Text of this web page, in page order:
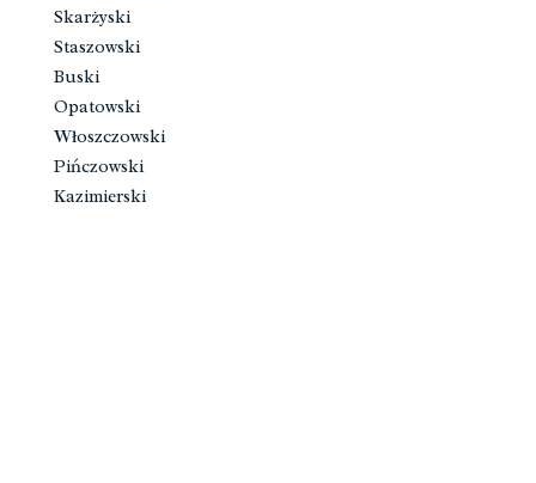
Skarżyski
Staszowski
Buski
Opatowski
Włoszczowski
Pińczowski
Kazimierski